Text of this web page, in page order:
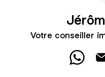
Votre conseiller